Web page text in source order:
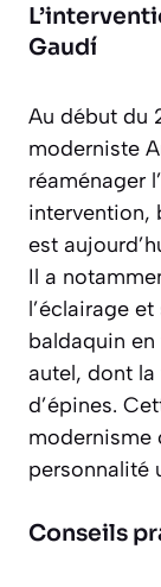
Gaudí
Au début du
moderniste
réaménager
intervention,
est
Il a
l’éclairage
baldaquin
autel, dont
d’épines.
modernisme
personnalité
Conseils